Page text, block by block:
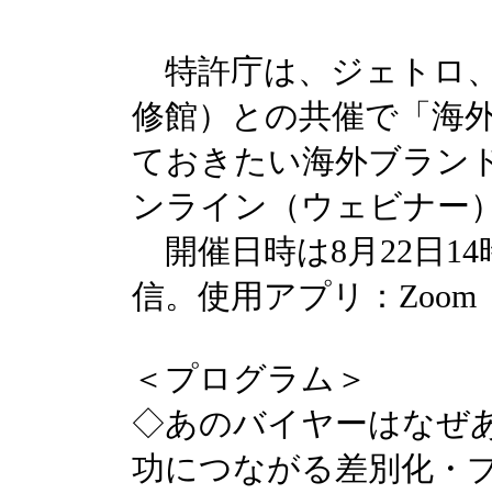
特許庁は、ジェトロ
修館）との共催で「海
ておきたい海外ブラン
ンライン（ウェビナー
開催日時は8月22日14
信。使用アプリ：Zoom
＜プログラム＞
◇あのバイヤーはなぜ
功につながる差別化・